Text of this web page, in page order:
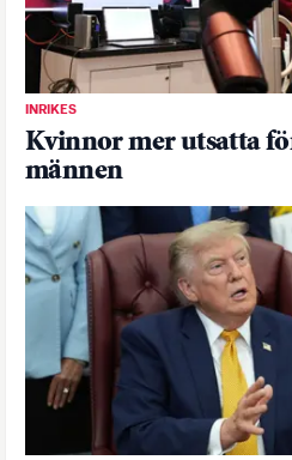
INRIKES
Kvinnor mer utsatta
männen